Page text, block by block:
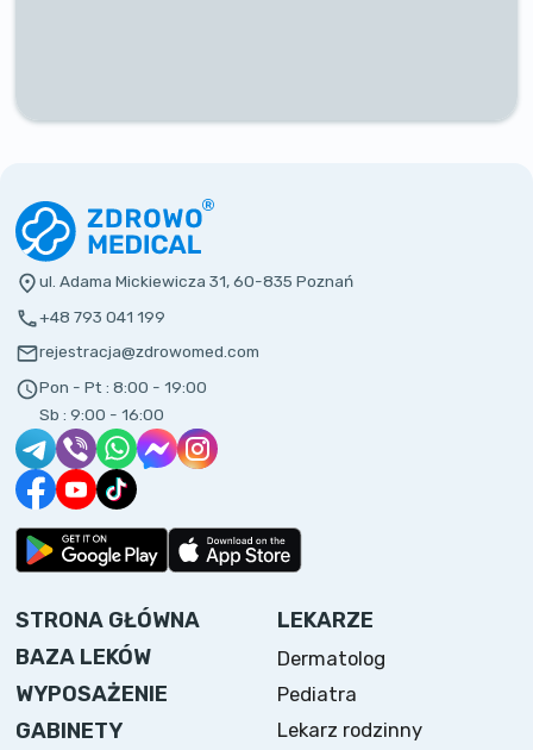
ul. Adama Mickiewicza 31, 60-835 Poznań
+48 793 041 199
rejestracja@zdrowomed.com
Pon - Pt : 8:00 - 19:00
Sb : 9:00 - 16:00
STRONA GŁÓWNA
BAZA LEKÓW
WYPOSAŻENIE
GABINETY
LEKARZE
Dermatolog
Pediatra
Lekarz rodzinny